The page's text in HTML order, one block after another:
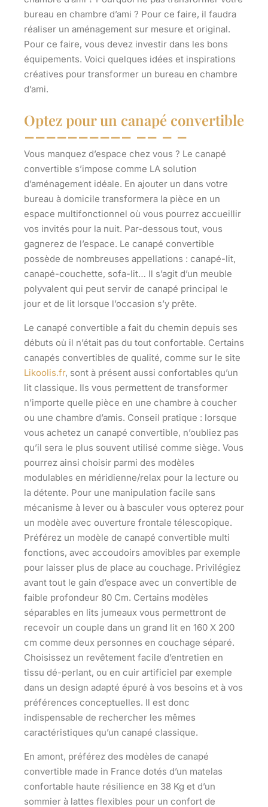
bureau en chambre d’ami ? Pour ce faire, il faudra
réaliser un aménagement sur mesure et original.
Pour ce faire, vous devez investir dans les bons
équipements. Voici quelques idées et inspirations
créatives pour transformer un bureau en chambre
d’ami.
Optez pour un canapé convertible
Vous manquez d’espace chez vous ? Le canapé
convertible s’impose comme LA solution
d’aménagement idéale. En ajouter un dans votre
bureau à domicile transformera la pièce en un
espace multifonctionnel où vous pourrez accueillir
vos invités pour la nuit. Par-dessous tout, vous
gagnerez de l’espace. Le canapé convertible
possède de nombreuses appellations : canapé-lit,
canapé-couchette, sofa-lit… Il s’agit d’un meuble
polyvalent qui peut servir de canapé principal le
jour et de lit lorsque l’occasion s’y prête.
Le canapé convertible a fait du chemin depuis ses
débuts où il n’était pas du tout confortable. Certains
canapés convertibles de qualité, comme sur le site
Likoolis.fr, sont à présent aussi confortables qu’un
lit classique. Ils vous permettent de transformer
n’importe quelle pièce en une chambre à coucher
ou une chambre d’amis. Conseil pratique : lorsque
vous achetez un canapé convertible, n’oubliez pas
qu’il sera le plus souvent utilisé comme siège. Vous
pourrez ainsi choisir parmi des modèles
modulables en méridienne/relax pour la lecture ou
la détente. Pour une manipulation facile sans
mécanisme à lever ou à basculer vous opterez pour
un modèle avec ouverture frontale télescopique.
Préférez un modèle de canapé convertible multi
fonctions, avec accoudoirs amovibles par exemple
pour laisser plus de place au couchage. Privilégiez
avant tout le gain d’espace avec un convertible de
faible profondeur 80 Cm. Certains modèles
séparables en lits jumeaux vous permettront de
recevoir un couple dans un grand lit en 160 X 200
cm comme deux personnes en couchage séparé.
Choisissez un revêtement facile d’entretien en
tissu dé-perlant, ou en cuir artificiel par exemple
dans un design adapté épuré à vos besoins et à vos
préférences conceptuelles. Il est donc
indispensable de rechercher les mêmes
caractéristiques qu’un canapé classique.
En amont, préférez des modèles de canapé
convertible made in France dotés d’un matelas
confortable haute résilience en 38 Kg et d’un
sommier à lattes flexibles pour un confort de